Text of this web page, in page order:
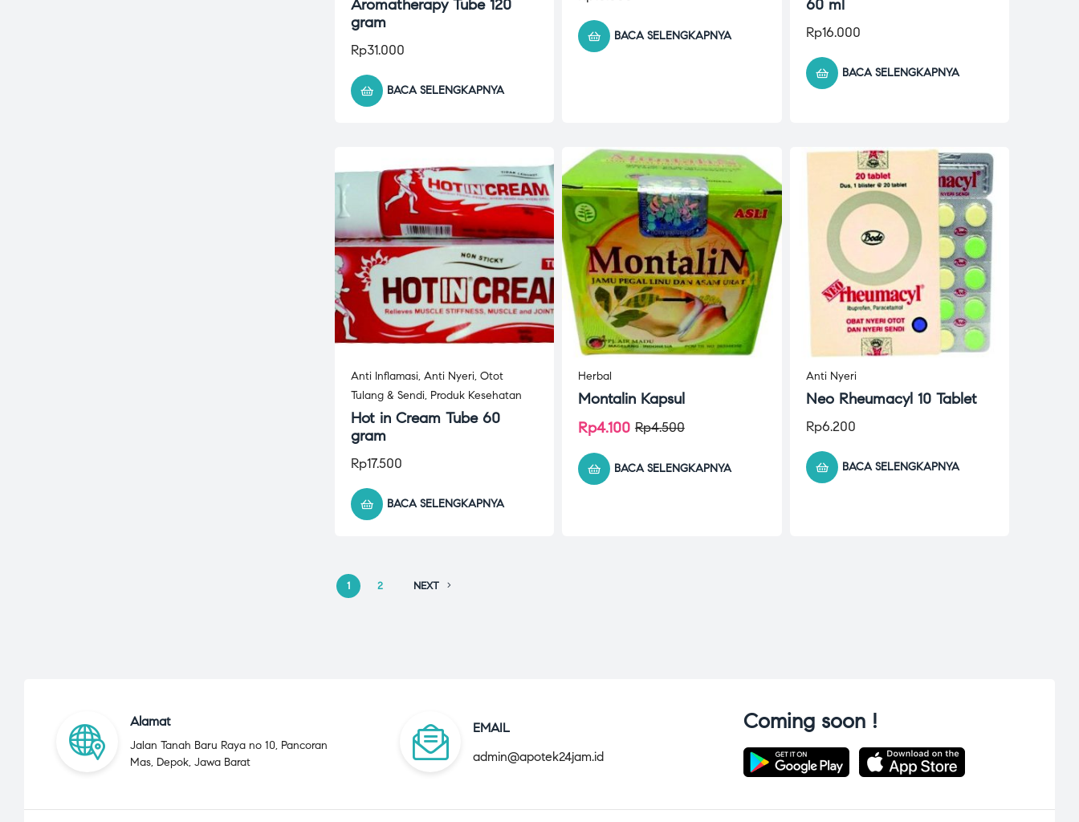
Aromatherapy Tube 120
gram
Rp31.000
BACA SELENGKAPNYA
BACA SELENGKAPNYA
60 ml
Rp16.000
BACA SELENGKAPNYA
Anti Inflamasi, Anti Nyeri, Otot
Tulang & Sendi, Produk Kesehatan
Hot in Cream Tube 60
gram
Rp17.500
BACA SELENGKAPNYA
Herbal
Montalin Kapsul
Rp4.500
Rp4.100
BACA SELENGKAPNYA
Anti Nyeri
Neo Rheumacyl 10 Tablet
Rp6.200
BACA SELENGKAPNYA
1 2 NEXT
Alamat
Jalan Tanah Baru Raya no 10, Pancoran
Mas, Depok, Jawa Barat
EMAIL
admin@apotek24jam.id
Coming soon !